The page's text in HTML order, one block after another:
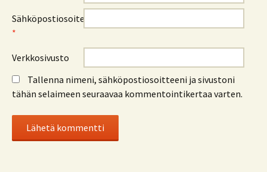
Sähköpostiosoite
*
Verkkosivusto
Tallenna nimeni, sähköpostiosoitteeni ja sivustoni
tähän selaimeen seuraavaa kommentointikertaa varten.